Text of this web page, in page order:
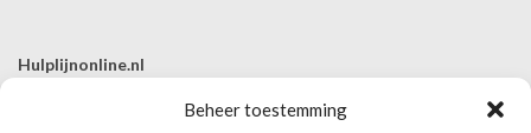
Beheer toestemming
Hulplijnonline.nl
E | info@hulplijnonline.nl